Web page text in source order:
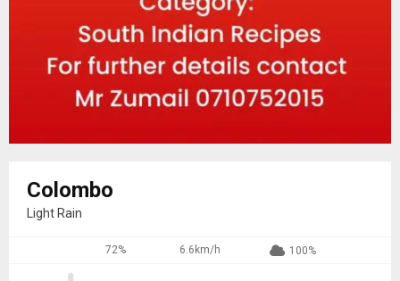
Colombo
Light Rain
72% 6.6km/h 100%